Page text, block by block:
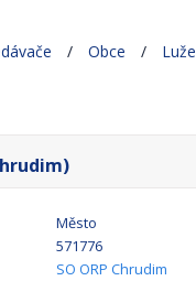
Obce Luže
Město
571776
SO ORP Chrudim